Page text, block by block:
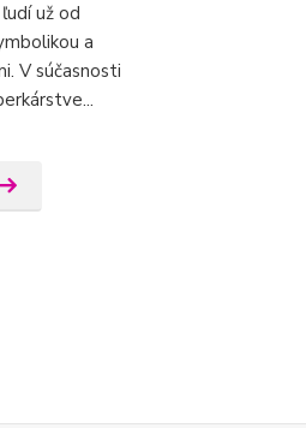
už od
a
V súčasnosti